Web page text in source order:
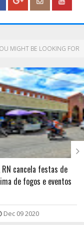
MIGHT BE LOOKING FOR
cancela festas de
de fogos e eventos
Dec 09 2020
